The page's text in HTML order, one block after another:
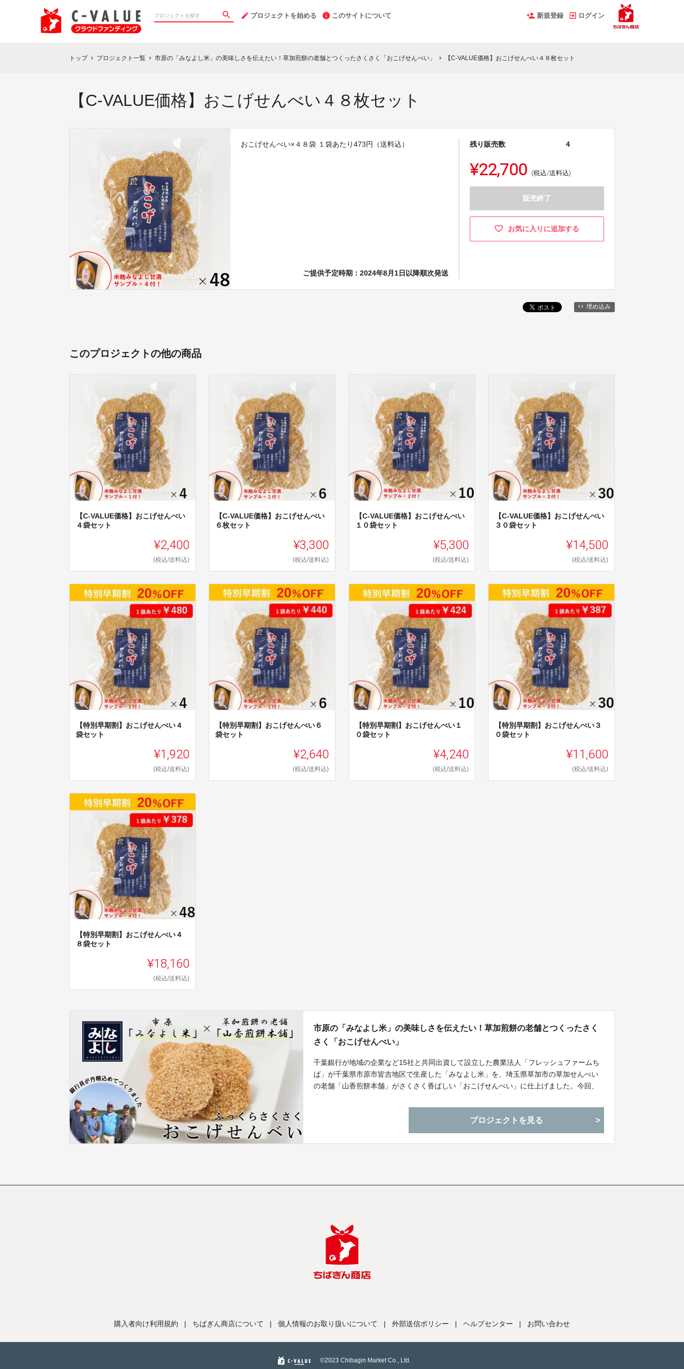
プロジェクトを始める このサイトについて 新規登録 ログイン
トップ chevron_right プロジェクト一覧 chevron_right 市原の「みなよし米」の美味しさを伝えたい！草加煎餅の老舗とつくったさくさく「おこげせんべい」 chevron_right 【C-VALUE価格】おこげせんべい４８枚セット
【C-VALUE価格】おこげせんべい４８枚セット
おこげせんべい×４８袋 １袋あたり473円（送料込）
ご提供予定時期：2024年8月1日以降順次発送
残り販売数 4
¥22,700 (税込/送料込)
販売終了
お気に入りに追加する
埋め込み
このプロジェクトの他の商品
【C-VALUE価格】おこげせんべい
４袋セット
¥2,400
(税込/送料込)
【C-VALUE価格】おこげせんべい
６枚セット
¥3,300
(税込/送料込)
【C-VALUE価格】おこげせんべい
１０袋セット
¥5,300
(税込/送料込)
【C-VALUE価格】おこげせんべい
３０袋セット
¥14,500
(税込/送料込)
【特別早期割】おこげせんべい４
袋セット
¥1,920
(税込/送料込)
【特別早期割】おこげせんべい６
袋セット
¥2,640
(税込/送料込)
【特別早期割】おこげせんべい１
０袋セット
¥4,240
(税込/送料込)
【特別早期割】おこげせんべい３
０袋セット
¥11,600
(税込/送料込)
【特別早期割】おこげせんべい４
８袋セット
¥18,160
(税込/送料込)
市原の「みなよし米」の美味しさを伝えたい！草加煎餅の老舗とつくったさく
さく「おこげせんべい」
千葉銀行が地域の企業など15社と共同出資して設立した農業法人「フレッシュファームち
ば」が千葉県市原市皆吉地区で生産した「みなよし米」を、埼玉県草加市の草加せんべい
の老舗「山香煎餅本舗」がさくさく香ばしい「おこげせんべい」に仕上げました。今回、
プロジェクトを見る
購入者向け利用規約 | ちばぎん商店について | 個人情報のお取り扱いについて | 外部送信ポリシー | ヘルプセンター | お問い合わせ
©️2023 Chibagin Market Co., Ltd.